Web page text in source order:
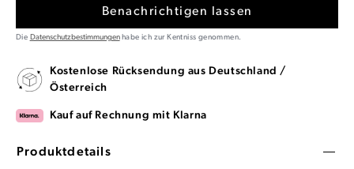
Benachrichtigen lassen
Die Datenschutzbestimmungenhabe ich zur Kentniss genommen.
Kostenlose Rücksendung aus Deutschland /
Österreich
Kauf auf Rechnung mit Klarna
Produktdetails